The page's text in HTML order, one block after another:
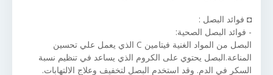
◘ فوائد البصل :
- فوائد البصل الصحية:
البصل من المواد الغنية فيتامين C الذي يعمل علي تحسين
المناعة.البصل يحتوي على الكروم الذي يساعد في تنظيم نسبة
السكر في الدم. وقد استخدم البصل لتخفيف وعلاج الالتهابات.